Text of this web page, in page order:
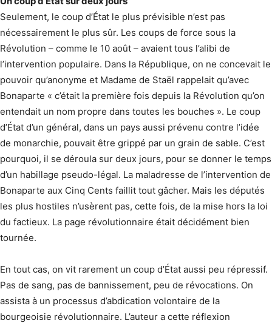
Seulement, le coup d’État le plus prévisible n’est pas
nécessairement le plus sûr. Les coups de force sous la
Révolution – comme le 10 août – avaient tous l’alibi de
l’intervention populaire. Dans la République, on ne concevait le
pouvoir qu’anonyme et Madame de Staël rappelait qu’avec
Bonaparte « c’était la première fois depuis la Révolution qu’on
entendait un nom propre dans toutes les bouches ». Le coup
d’État d’un général, dans un pays aussi prévenu contre l’idée
de monarchie, pouvait être grippé par un grain de sable. C’est
pourquoi, il se déroula sur deux jours, pour se donner le temps
d’un habillage pseudo-légal. La maladresse de l’intervention de
Bonaparte aux Cinq Cents faillit tout gâcher. Mais les députés
les plus hostiles n’usèrent pas, cette fois, de la mise hors la loi
du factieux. La page révolutionnaire était décidément bien
tournée.
En tout cas, on vit rarement un coup d’État aussi peu répressif.
Pas de sang, pas de bannissement, peu de révocations. On
assista à un processus d’abdication volontaire de la
bourgeoisie révolutionnaire. L’auteur a cette réflexion